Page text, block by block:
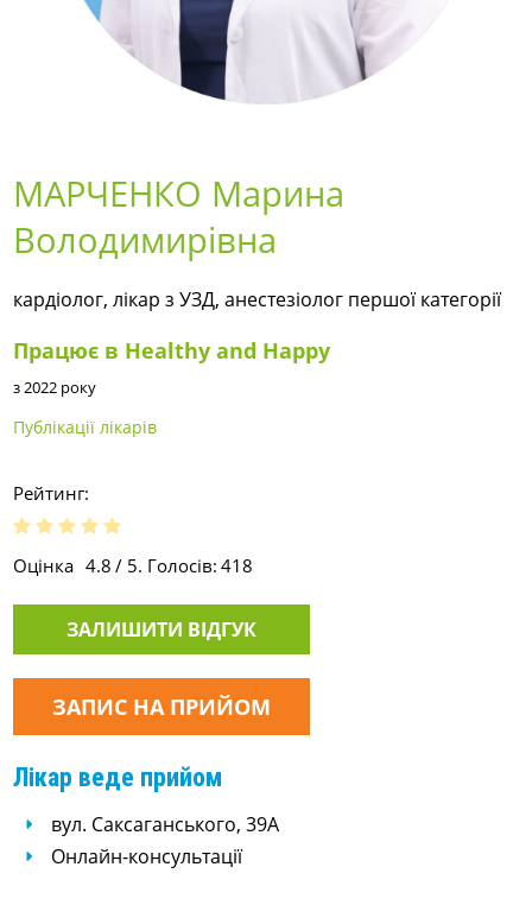
МАРЧЕНКО Марина
Володимирівна
кардіолог, лікар з УЗД, анестезіолог першої категорії
Працює в Healthy and Happy
з 2022 року
Публікації лікарів
Рейтинг:
Оцінка 4.8 / 5. Голосів: 418
ЗАЛИШИТИ ВІДГУК
ЗАПИС НА ПРИЙОМ
Лікар веде прийом
вул. Саксаганського, 39А
Онлайн-консультації